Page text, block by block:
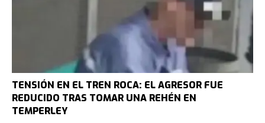
TENSIÓN EN EL TREN ROCA: EL AGRESOR FUE
REDUCIDO TRAS TOMAR UNA REHÉN EN
TEMPERLEY